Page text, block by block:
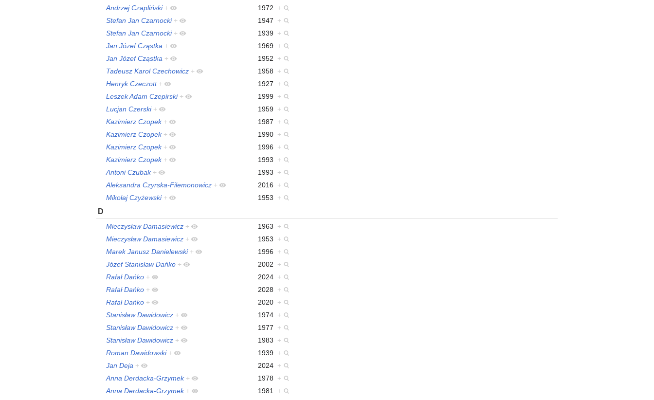
Andrzej Czapliński + 1972
+
Stefan Jan Czarnocki + 1947
+
Stefan Jan Czarnocki + 1939 +
Jan Józef Cząstka + 1969 +
Jan Józef Cząstka + 1952
+
Tadeusz Karol Czechowicz + 1958
+
Henryk Czeczott + 1927
+
Leszek Adam Czepirski + 1999 +
Lucjan Czerski + 1959 +
Kazimierz Czopek + 1987
+
Kazimierz Czopek + 1990 +
Kazimierz Czopek + 1996
+
Kazimierz Czopek + 1993
+
Antoni Czubak + 1993
+
Aleksandra Czyrska-Filemonowicz + 2016
+
Mikołaj Czyżewski + 1953 +
D
Mieczysław Damasiewicz + 1963
+
Mieczysław Damasiewicz + 1953
+
Marek Janusz Danielewski + 1996
+
Józef Stanisław Dańko + 2002
+
Rafał Dańko + 2024 +
Rafał Dańko + 2028
+
Rafał Dańko + 2020 +
Stanisław Dawidowicz + 1974 +
Stanisław Dawidowicz + 1977
+
Stanisław Dawidowicz + 1983
+
Roman Dawidowski + 1939 +
Jan Deja + 2024 +
Anna Derdacka-Grzymek + 1978
+
Anna Derdacka-Grzymek + 1981
+